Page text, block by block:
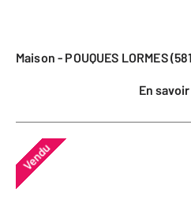
Maison - POUQUES LORMES
En
Vendu